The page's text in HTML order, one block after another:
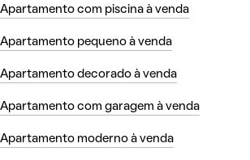
Apartamento com piscina à venda
Apartamento pequeno à venda
Apartamento decorado à venda
Apartamento com garagem à venda
Apartamento moderno à venda